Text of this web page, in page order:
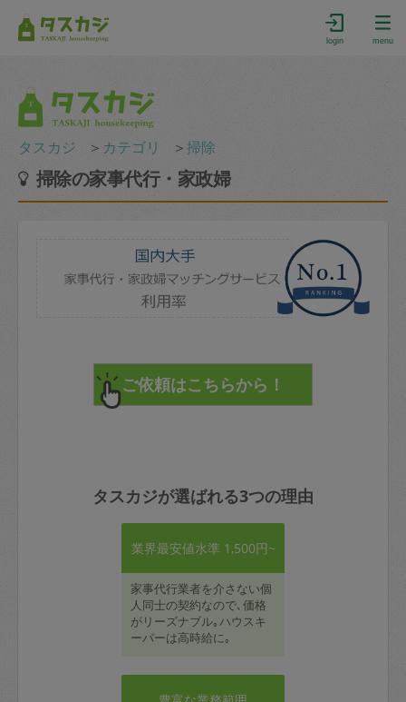
login menu
タスカジ ＞ カテゴリ ＞掃除
掃除の家事代行・家政婦
タスカジが選ばれる3つの理由
業界最安値水準 1,500円~
家事代行業者を介さない個
人同士の契約なので､価格
がリーズナブル｡ハウスキ
ーパーは高時給に｡